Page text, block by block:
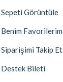
Sepeti Görüntüle
Benim Favorilerim
Siparişimi Takip Et
Destek Bileti